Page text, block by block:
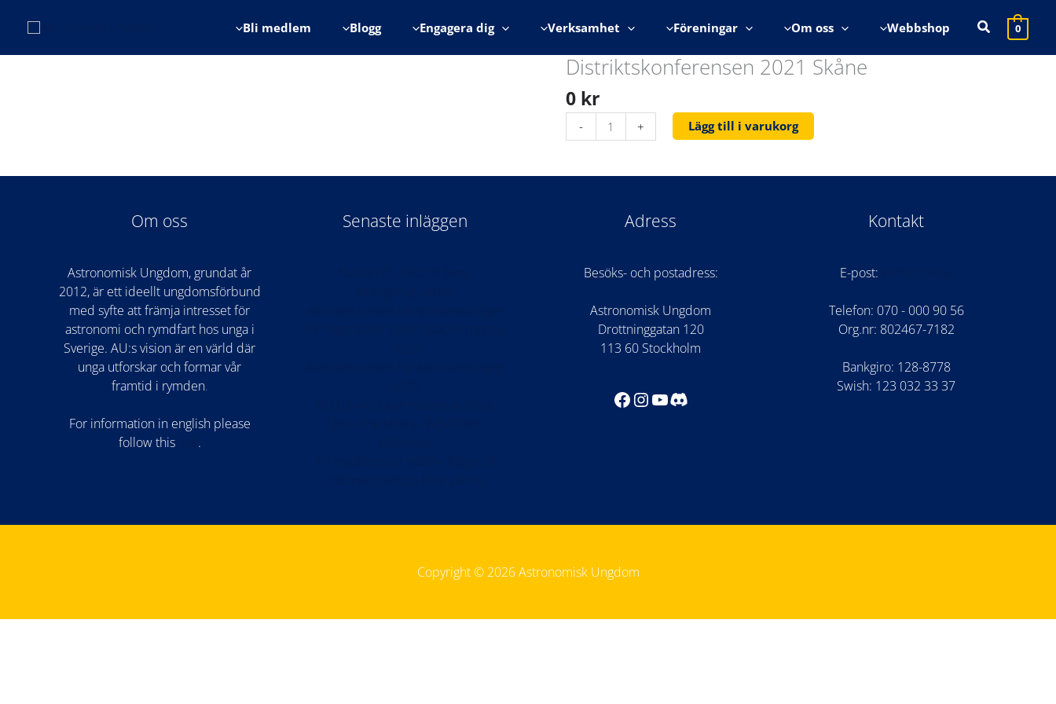
Bli medlem Blogg Engagera dig Verksamhet Föreningar Om oss Webbshop Sök 0
Distriktskonferensen 2021 Skåne
0 kr
-
Distriktskonferensen
2021
mängd
+ Lägg till i varukorg
Om oss
Astronomisk Ungdom, grundat år
2012, är ett ideellt ungdomsförbund
med syfte att främja intresset för
astronomi och rymdfart hos unga i
Sverige. AU:s vision är en värld där
unga utforskar och formar vår
framtid i rymden.
For information in english please
follow this
.
Senaste inläggen Adress
Besöks- och postadress:
Astronomisk Ungdom
Drottninggatan 120
113 60 Stockholm
Facebook
Instagram
YouTube
Discord
Kontakt
E-post:
Telefon: 070 - 000 90 56
Org.nr: 802467-7182
Bankgiro: 128-8778
Swish: 123 032 33 37
Copyright © 2026 Astronomisk Ungdom